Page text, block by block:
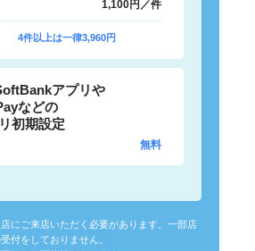
1,100円／件
4件以上は一律3,960円
アプリや
などの
初期設定
無料
にご来店いただく必要があります。一部店
付をしておりません。